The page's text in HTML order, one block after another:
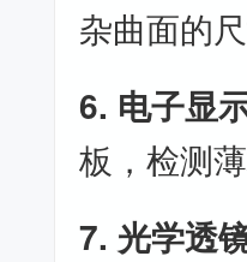
杂曲面的
6. 电子显
板，检测
7. 光学透